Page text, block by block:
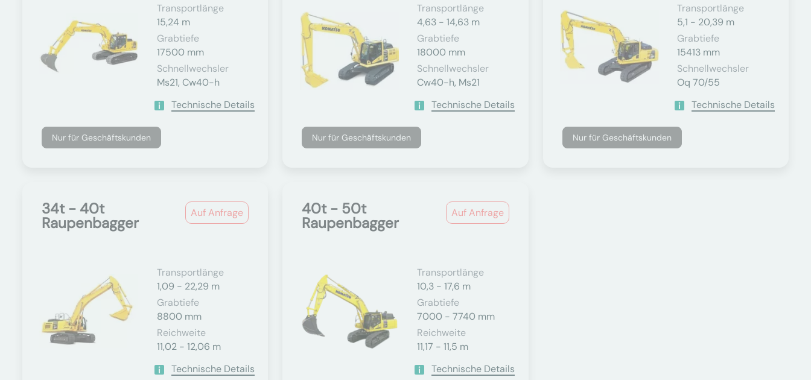
Transportlänge
15,24 m
Grabtiefe
17500 mm
Schnellwechsler
Ms21, Cw40-h
Technische Details
Nur für Geschäftskunden
Transportlänge
4,63 - 14,63 m
Grabtiefe
18000 mm
Schnellwechsler
Cw40-h, Ms21
Technische Details
Nur für Geschäftskunden
Transportlänge
5,1 - 20,39 m
Grabtiefe
15413 mm
Schnellwechsler
Oq 70/55
Technische Details
Nur für Geschäftskunden
Auf Anfrage
34t - 40t
Raupenbagger
Transportlänge
1,09 - 22,29 m
Grabtiefe
8800 mm
Reichweite
11,02 - 12,06 m
Technische Details
Auf Anfrage
40t - 50t
Raupenbagger
Transportlänge
10,3 - 17,6 m
Grabtiefe
7000 - 7740 mm
Reichweite
11,17 - 11,5 m
Technische Details